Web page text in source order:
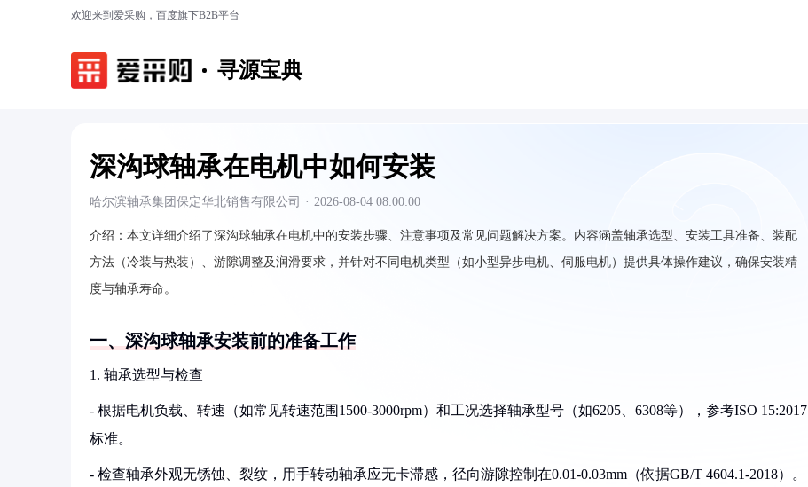
欢迎来到爱采购，百度旗下B2B平台
寻源宝典
深沟球轴承在电机中如何安装
哈尔滨轴承集团保定华北销售有限公司 · 2026-08-04 08:00:00
介绍： 本文详细介绍了深沟球轴承在电机中的安装步骤、注意事项及常见问题解决方案。内容涵盖轴承选型、安装工具准备、装配
方法（冷装与热装）、游隙调整及润滑要求，并针对不同电机类型（如小型异步电机、伺服电机）提供具体操作建议，确保安装精
度与轴承寿命。
一、深沟球轴承安装前的准备工作
1. 轴承选型与检查
- 根据电机负载、转速（如常见转速范围1500-3000rpm）和工况选择轴承型号（如6205、6308等），参考ISO 15:2017
标准。
- 检查轴承外观无锈蚀、裂纹，用手转动轴承应无卡滞感，径向游隙控制在0.01-0.03mm（依据GB/T 4604.1-2018）。